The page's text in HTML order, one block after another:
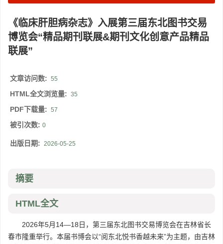
《临床肝胆病杂志》入展第三届东北图书交易
博览会“精品期刊联展&期刊文化创意产品精品
联展”
文章访问数: 55
HTML全文浏览量: 35
PDF下载量: 57
被引次数: 0
出版日期: 2026-05-25
摘要
HTML全文
2026年5月14—18日，第三届东北图书交易博览会在吉林省长
春市隆重举行。本届书博会以“阅东北悦书香越未来”为主题，由吉林